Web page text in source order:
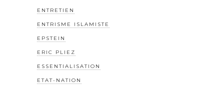
ENTRETIEN
ENTRISME ISLAMISTE
EPSTEIN
ERIC PLIEZ
ESSENTIALISATION
ETAT-NATION